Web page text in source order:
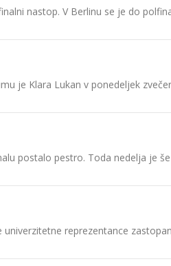
nastop. V Berlinu se je do
je Klara Lukan v ponedeljek
postalo pestro. Toda nedelja je
reprezentance